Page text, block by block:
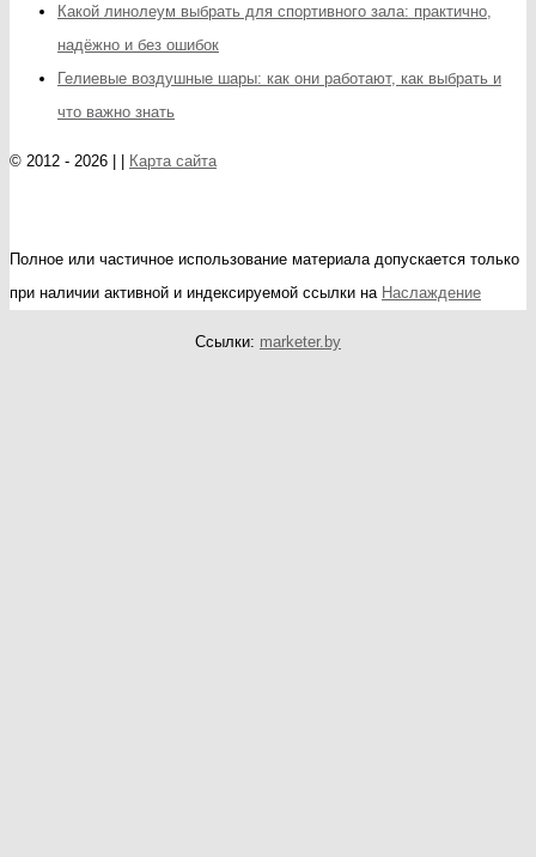
Какой линолеум выбрать для спортивного зала: практично,
надёжно и без ошибок
Гелиевые воздушные шары: как они работают, как выбрать и
что важно знать
© 2012 - 2026 | | Карта сайта
Полное или частичное использование материала допускается только
при наличии активной и индексируемой ссылки на Наслаждение
Ссылки: marketer.by